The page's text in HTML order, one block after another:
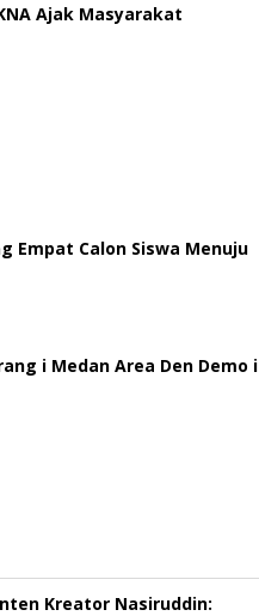
Ajak Masyarakat
Empat Calon Siswa Menuju
i Medan Area Den Demo i
Kreator Nasiruddin: